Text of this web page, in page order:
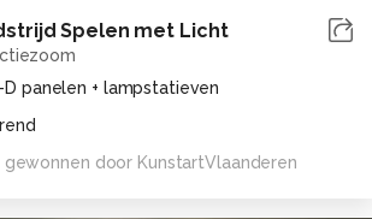
Spelen met Licht
D panelen + lampstatieven
gewonnen door KunstartVlaanderen